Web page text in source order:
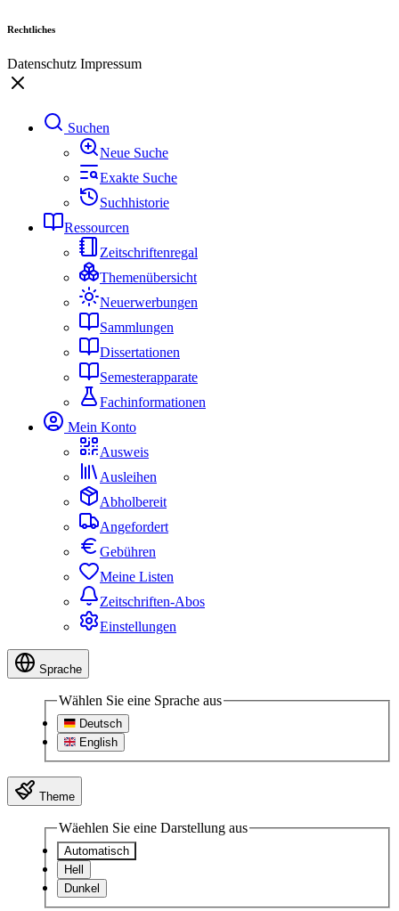
Rechtliches
Datenschutz Impressum
Suchen
Neue Suche
Exakte Suche
Suchhistorie
Ressourcen
Zeitschriftenregal
Themenübersicht
Neuerwerbungen
Sammlungen
Dissertationen
Semesterapparate
Fachinformationen
Mein Konto
Ausweis
Ausleihen
Abholbereit
Angefordert
Gebühren
Meine Listen
Zeitschriften-Abos
Einstellungen
Sprache
Wählen Sie eine Sprache aus
Deutsch
English
Theme
Wäehlen Sie eine Darstellung aus
Automatisch
Hell
Dunkel